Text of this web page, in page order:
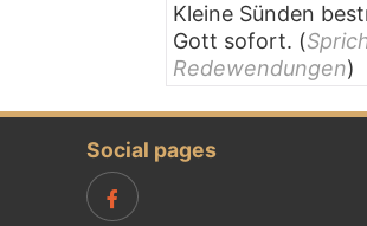
Kleine Sünden
Gott sofort. (
Redewendungen)
Social pages